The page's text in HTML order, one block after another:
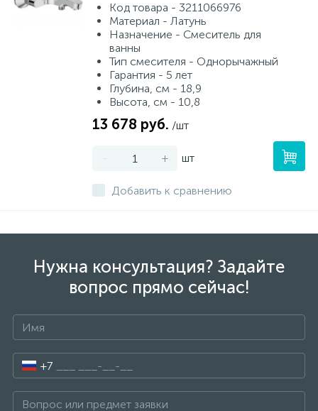
Код товара - 3211066976
Материал - Латунь
Назначение - Смеситель для
ванны
Тип смесителя - Однорычажный
Гарантия - 5 лет
Глубина, см - 18,9
Высота, см - 10,8
13 678 руб. /шт
- + шт
Добавить к сравнению
Нужна консультация? Задайте
вопрос прямо сейчас!
+7